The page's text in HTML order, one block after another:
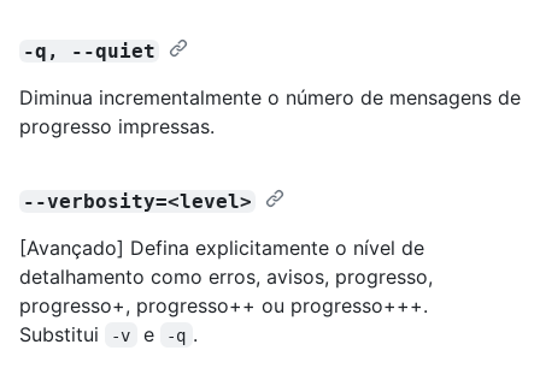
-q, --quiet
Diminua incrementalmente o número de mensagens de
progresso impressas.
--verbosity=<level>
[Avançado] Defina explicitamente o nível de
detalhamento como erros, avisos, progresso,
progresso+, progresso++ ou progresso+++.
Substitui
-v e -q .